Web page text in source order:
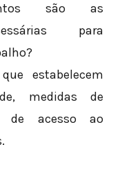
são as
para
estabelecem
medidas de
de acesso ao